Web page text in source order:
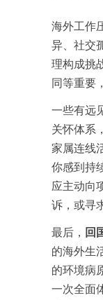
海外工作
异、社交
理构成挑
同等重要
一些有远
关怀体系
家属连线
你感到持
应主动向
诉，或寻
最后， 回
的海外生
的环境病
一次全面